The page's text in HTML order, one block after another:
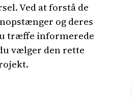
Ved at forstå de
og deres
træffe informerede
vælger den rette